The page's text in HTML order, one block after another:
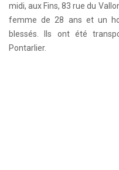
midi, aux Fins, 83 rue du
femme de 28 ans et un
blessés. Ils ont été
Pontarlier.